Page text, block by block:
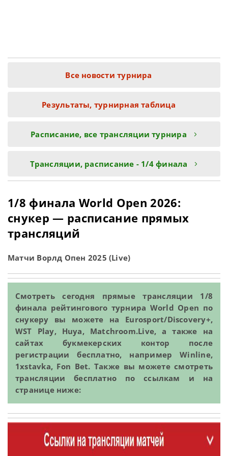
Все новости турнира
Результаты, турнирная таблица
Расписание, все трансляции турнира
Трансляции, расписание - 1/4 финала
1/8 финала World Open 2026:
снукер — расписание прямых
трансляций
Матчи Ворлд Опен 2025 (Live)
Смотреть сегодня прямые трансляции 1/8
финала рейтингового турнира World Open по
снукеру вы можете на Eurosport/Discovery+,
WST Play, Huya, Matchroom.Live, а также на
сайтах букмекерских контор после
регистрации бесплатно, например Winline,
1xstavka, Fon Bet. Также вы можете смотреть
трансляции бесплатно по ссылкам и на
странице ниже: